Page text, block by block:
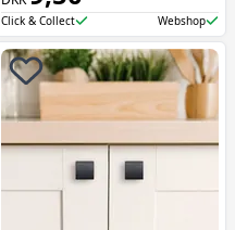
Click & Collect Webshop